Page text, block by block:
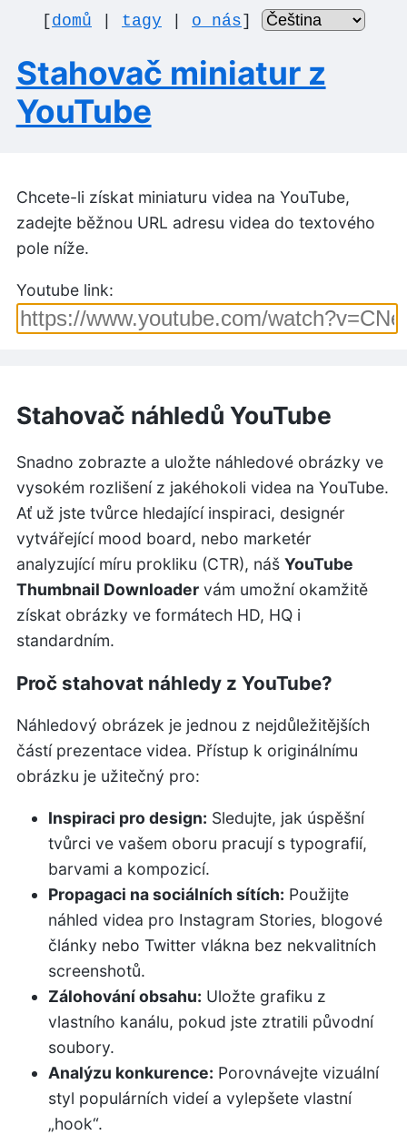
[domů tagy o nás]
Stahovač miniatur z
YouTube
Chcete-li získat miniaturu videa na YouTube,
zadejte běžnou URL adresu videa do textového
pole níže.
Youtube link:
Stahovač náhledů YouTube
Snadno zobrazte a uložte náhledové obrázky ve
vysokém rozlišení z jakéhokoli videa na YouTube.
Ať už jste tvůrce hledající inspiraci, designér
vytvářející mood board, nebo marketér
analyzující míru prokliku (CTR), náš YouTube
Thumbnail Downloadervám umožní okamžitě
získat obrázky ve formátech HD, HQ i
standardním.
Proč stahovat náhledy z YouTube?
Náhledový obrázek je jednou z nejdůležitějších
částí prezentace videa. Přístup k originálnímu
obrázku je užitečný pro:
Inspiraci pro design: Sledujte, jak úspěšní
tvůrci ve vašem oboru pracují s typografií,
barvami a kompozicí.
Propagaci na sociálních sítích: Použijte
náhled videa pro Instagram Stories, blogové
články nebo Twitter vlákna bez nekvalitních
screenshotů.
Zálohování obsahu: Uložte grafiku z
vlastního kanálu, pokud jste ztratili původní
soubory.
Analýzu konkurence: Porovnávejte vizuální
styl populárních videí a vylepšete vlastní
„hook“.